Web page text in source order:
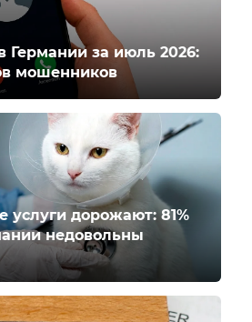
Германии за июль 2026:
мошенников
услуги дорожают: 81%
недовольны